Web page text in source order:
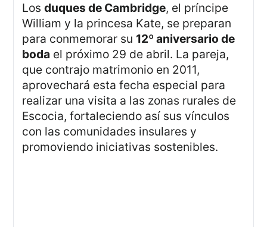
Losduques de Cambridge, el príncipe
William y la princesa Kate, se preparan
para conmemorar su 12º aniversario de
boda el próximo 29 de abril. La pareja,
que contrajo matrimonio en 2011,
aprovechará esta fecha especial para
realizar una visita a las zonas rurales de
Escocia, fortaleciendo así sus vínculos
con las comunidades insulares y
promoviendo iniciativas sostenibles.